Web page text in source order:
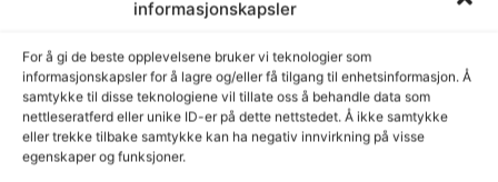
informasjonskapsler
For å gi de beste opplevelsene bruker vi teknologier som
informasjonskapsler for å lagre og/eller få tilgang til enhetsinformasjon. Å
samtykke til disse teknologiene vil tillate oss å behandle data som
nettleseratferd eller unike ID-er på dette nettstedet. Å ikke samtykke
eller trekke tilbake samtykke kan ha negativ innvirkning på visse
egenskaper og funksjoner.